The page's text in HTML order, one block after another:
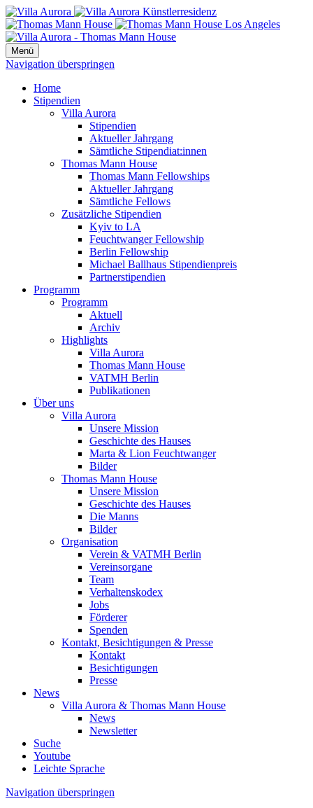
Menü
Navigation überspringen
Home
Stipendien
Villa Aurora
Stipendien
Aktueller Jahrgang
Sämtliche Stipendiat:innen
Thomas Mann House
Thomas Mann Fellowships
Aktueller Jahrgang
Sämtliche Fellows
Zusätzliche Stipendien
Kyiv to LA
Feuchtwanger Fellowship
Berlin Fellowship
Michael Ballhaus Stipendienpreis
Partnerstipendien
Programm
Programm
Aktuell
Archiv
Highlights
Villa Aurora
Thomas Mann House
VATMH Berlin
Publikationen
Über uns
Villa Aurora
Unsere Mission
Geschichte des Hauses
Marta & Lion Feuchtwanger
Bilder
Thomas Mann House
Unsere Mission
Geschichte des Hauses
Die Manns
Bilder
Organisation
Verein & VATMH Berlin
Vereinsorgane
Team
Verhaltenskodex
Jobs
Förderer
Spenden
Kontakt, Besichtigungen & Presse
Kontakt
Besichtigungen
Presse
News
Villa Aurora & Thomas Mann House
News
Newsletter
Suche
Youtube
Leichte Sprache
Navigation überspringen